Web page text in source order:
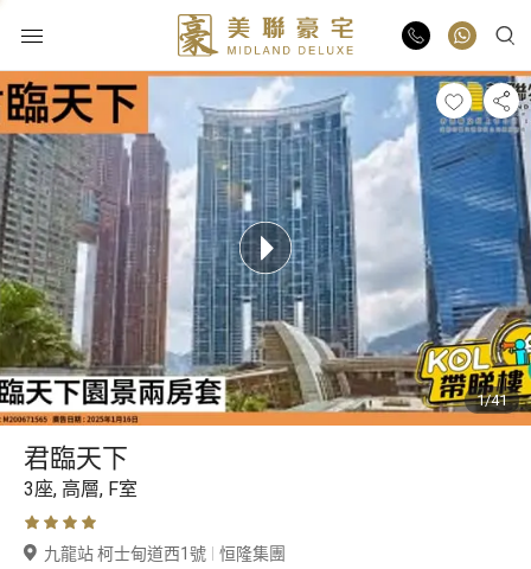
物業出售
物業出租
業主放盤
豪宅報告
豪宅資訊
更多樓盤
豪宅專家
1/41
君臨天下
3座, 高層, F室
九龍站 柯士甸道西1號 恒隆集團